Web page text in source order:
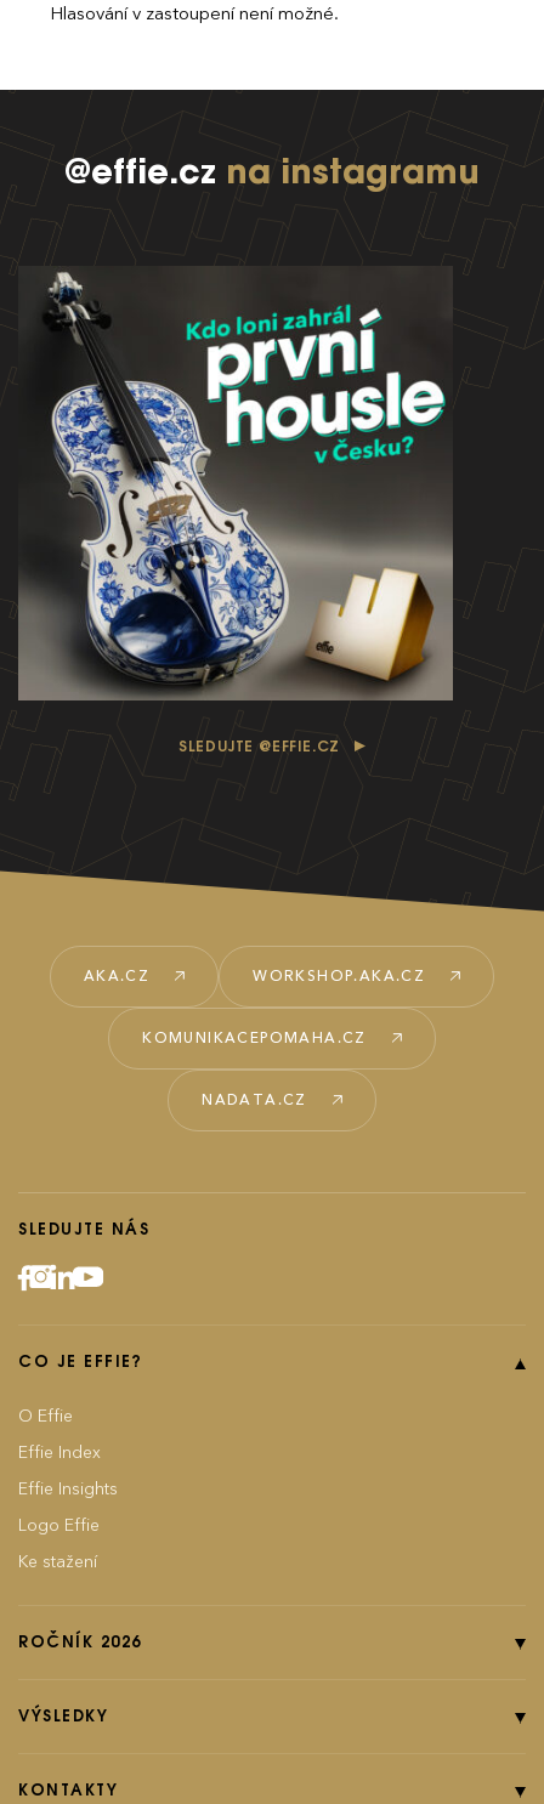
Hlasování v zastoupení není možné.
@effie.cz na instagramu
SLEDUJTE @EFFIE.CZ
AKA.CZ WORKSHOP.AKA.CZ
KOMUNIKACEPOMAHA.CZ
NADATA.CZ
SLEDUJTE NÁS
CO JE EFFIE?
O Effie
Effie Index
Effie Insights
Logo Effie
Ke stažení
ROČNÍK 2026
Pravidla soutěže
Poplatky
VÝSLEDKY
Ročník 2024
KONTAKTY